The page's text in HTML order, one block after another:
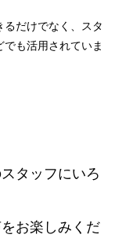
けでなく、スタ
活用されていま
タッフにいろ
お楽しみくだ